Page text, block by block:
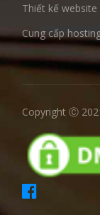
Thiết kế website
Cung cấp
Copyright Ⓒ